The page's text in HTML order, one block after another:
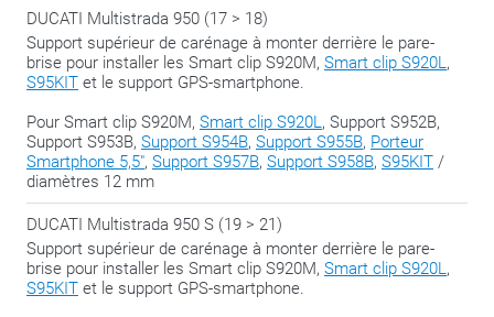
DUCATI Multistrada 950 (17 > 18)
Support supérieur de carénage à monter derrière le pare-
brise pour installer les Smart clip S920M, Smart clip S920L,
S95KIT et le support GPS-smartphone.
Pour Smart clip S920M, Smart clip S920L, Support S952B,
Support S953B, Support S954B, Support S955B, Porteur
Smartphone 5,5", Support S957B, Support S958B, S95KIT /
diamètres 12 mm
DUCATI Multistrada 950 S (19 > 21)
Support supérieur de carénage à monter derrière le pare-
brise pour installer les Smart clip S920M, Smart clip S920L,
S95KIT et le support GPS-smartphone.